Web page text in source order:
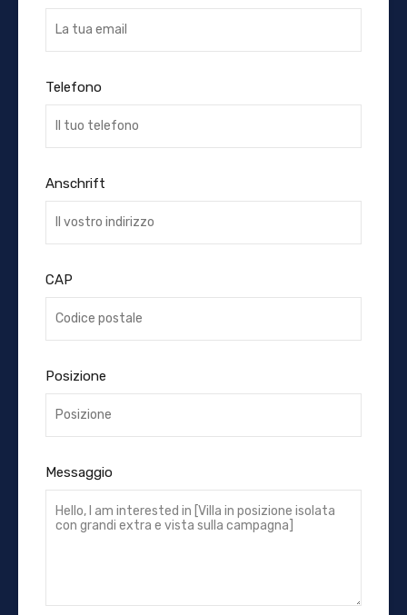
Telefono
Anschrift
CAP
Posizione
Messaggio